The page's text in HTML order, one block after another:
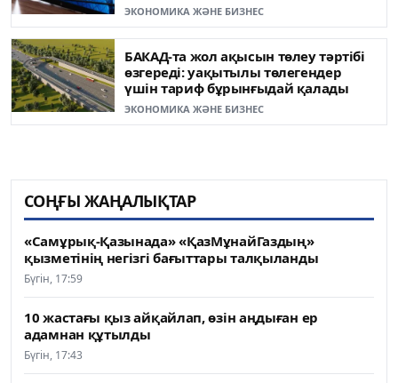
ЭКОНОМИКА ЖӘНЕ БИЗНЕС
БАКАД-та жол ақысын төлеу тәртібі
өзгереді: уақытылы төлегендер
үшін тариф бұрынғыдай қалады
ЭКОНОМИКА ЖӘНЕ БИЗНЕС
СОҢҒЫ ЖАҢАЛЫҚТАР
«Самұрық-Қазынада» «ҚазМұнайГаздың»
қызметінің негізгі бағыттары талқыланды
Бүгін, 17:59
10 жастағы қыз айқайлап, өзін аңдыған ер
адамнан құтылды
Бүгін, 17:43